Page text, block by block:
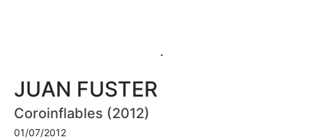
JUAN FUSTER
Coroinflables (2012)
01/07/2012